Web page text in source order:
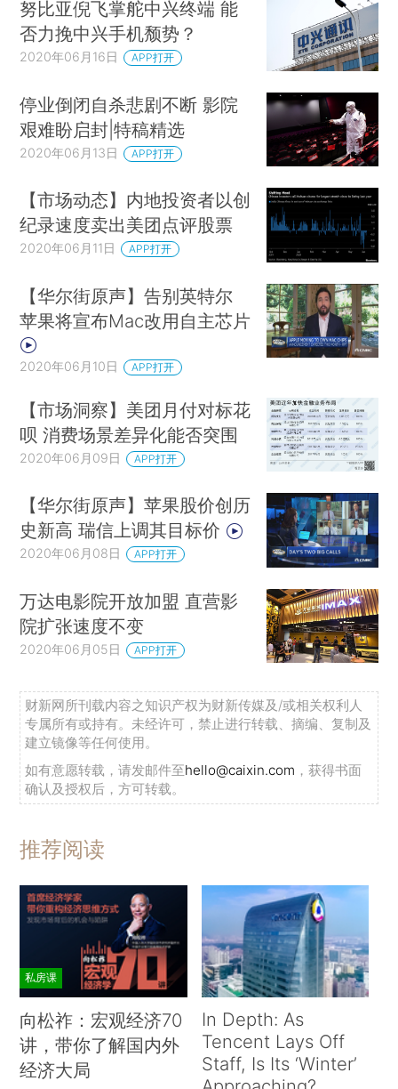
努比亚倪飞掌舵中兴终端 能
否力挽中兴手机颓势？
2020年06月16日 APP打开
停业倒闭自杀悲剧不断 影院
艰难盼启封|特稿精选
2020年06月13日 APP打开
【市场动态】内地投资者以创
纪录速度卖出美团点评股票
2020年06月11日 APP打开
【华尔街原声】告别英特尔
苹果将宣布Mac改用自主芯片
2020年06月10日 APP打开
【市场洞察】美团月付对标花
呗 消费场景差异化能否突围
2020年06月09日 APP打开
【华尔街原声】苹果股价创历
史新高 瑞信上调其目标价
2020年06月08日 APP打开
万达电影院开放加盟 直营影
院扩张速度不变
2020年06月05日 APP打开
财新网所刊载内容之知识产权为财新传媒及/或相关权利人
专属所有或持有。未经许可，禁止进行转载、摘编、复制及
建立镜像等任何使用。
如有意愿转载，请发邮件至hello@caixin.com ，获得书面
确认及授权后，方可转载。
推荐阅读
私房课
向松祚：宏观经济70
讲，带你了解国内外
经济大局
In Depth: As
Tencent Lays Off
Staff, Is Its ‘Winter’